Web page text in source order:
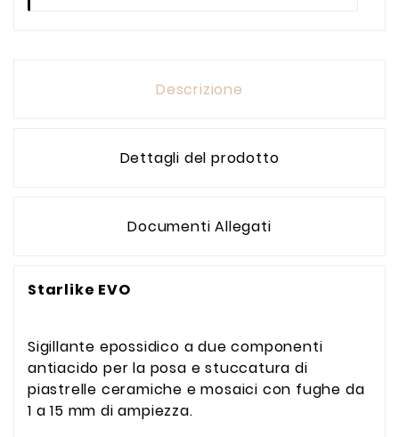
Descrizione
Dettagli del prodotto
Documenti Allegati
Starlike EVO
Sigillante epossidico a due componenti
antiacido per la posa e stuccatura di
piastrelle ceramiche e mosaici con fughe da
1 a 15 mm di ampiezza.